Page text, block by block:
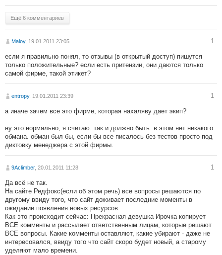
Ещё 6 комментариев
Maloy, 19.01.2011 23:05 1
если я правильно понял, то отзывы (в открытый доступ) пишутся
только положительные? если есть притензии, они даются только
самой фирме, такой этикет?
entropy, 19.01.2011 23:39 1
а иначе зачем все это фирме, которая нахаляву дает экип?
ну это нормально, я считаю. так и должно быть. в этом нет никакого
обмана. обман был бы, если бы все писалось без тестов просто под
диктовку менеджера с этой фирмы.
9Aclimber, 20.01.2011 11:28 1
Да всё не так.
На сайте Редфокс(если об этом речь) все вопросы решаются по
другому ввиду того, что сайт доживает последние моменты в
ожидании появления новых ресурсов.
Как это происходит сейчас: Прекрасная девушка Ирочка копирует
ВСЕ комменты и рассылает ответственным лицам, которые решают
ВСЕ вопросы. Какие комменты оставляют, какие убирают - даже не
интересовался, ввиду того что сайт скоро будет новый, а старому
уделяют мало времени.